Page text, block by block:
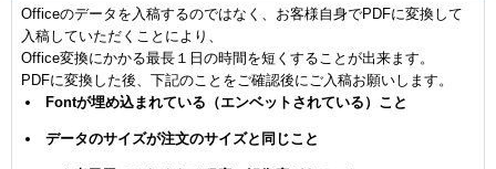
Officeのデータを入稿するのではなく、お客様自身でPDFに変換して
入稿していただくことにより、
Office変換にかかる最長１日の時間を短くすることが出来ます。
PDFに変換した後、下記のことをご確認後にご入稿お願いします。
Fontが埋め込まれている（エンベットされている）こと
データのサイズが注文のサイズと同じこと